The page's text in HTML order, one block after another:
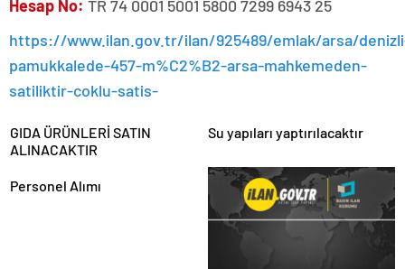
Hesap No: TR 74 0001 5001 5800 7299 6943 25
https://www.ilan.gov.tr/ilan/925489/emlak/arsa/
pamukkalede-457-m%C2%B2-arsa-mahkemeden-
satiliktir-coklu-satis-
GIDA ÜRÜNLERİ SATIN
ALINACAKTIR
Su yapıları yaptırılacaktır
Personel Alımı